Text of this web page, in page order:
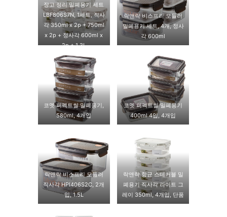
장고 정리 밀폐용기 세트
LBF806S7N, 1세트, 직사
각 350ml x 2p + 750ml
x 2p + 정사각 600ml x
2p + 1.3L
락앤락 비스프리 모듈러
밀폐용기 세트, 4개, 정사
각 600ml
코멧 퍼펙트씰 밀폐용기,
580ml, 4개입
코멧 퍼펙트씰 밀폐용기
400ml 4입, 4개입
락앤락 비스프리 모듈러
직사각 HPI406S2C, 2개
입, 1.5L
락앤락 항균 스테커블 밀
폐용기 직사각 라이트 그
레이 350ml, 4개입, 단품